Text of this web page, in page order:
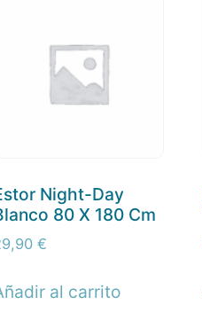
Night-Day
80 X 180 Cm
€
al carrito